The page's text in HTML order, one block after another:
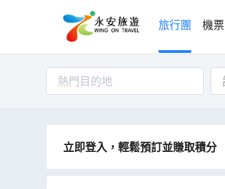
旅行團 機票
熱門目的地
立即登入，輕鬆預訂並賺取積分